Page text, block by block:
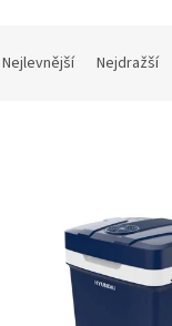
Nejlevnější Nejdražší